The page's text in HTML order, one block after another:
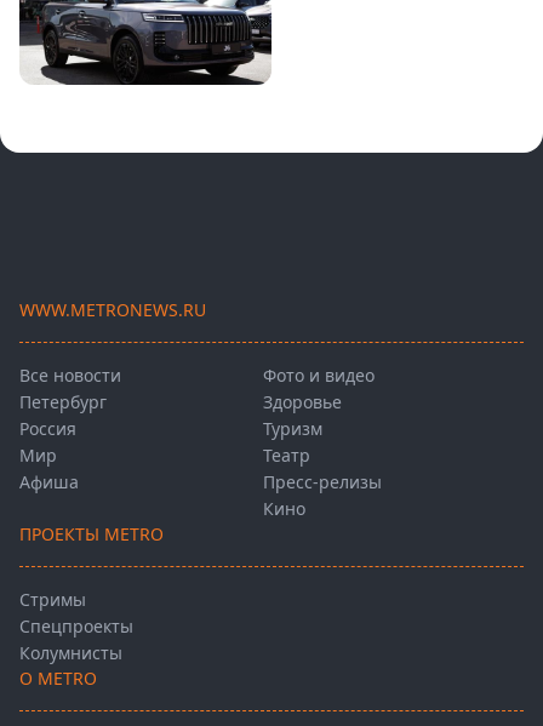
WWW.METRONEWS.RU
Все новости
Петербург
Россия
Мир
Афиша
Фото и видео
Здоровье
Туризм
Театр
Пресс-релизы
Кино
ПРОЕКТЫ METRO
Стримы
Спецпроекты
Колумнисты
О METRO